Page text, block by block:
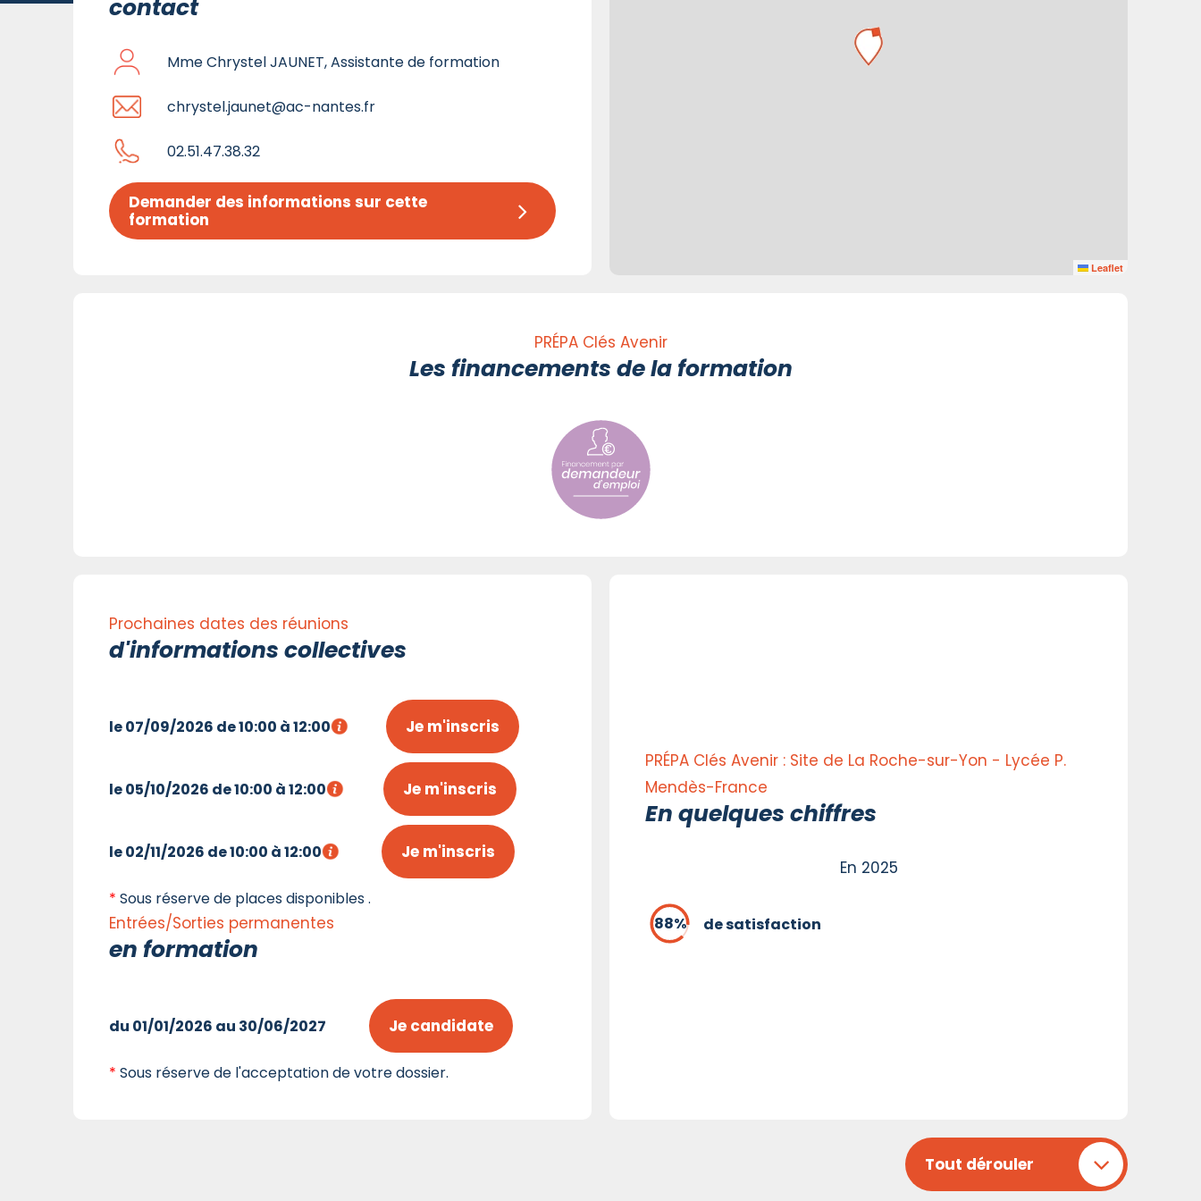
contact
Mme Chrystel JAUNET, Assistante de formation
chrystel.jaunet@ac-nantes.fr
02.51.47.38.32
Demander des informations sur cette
formation
Leaflet
PRÉPA Clés Avenir
Les financements de la formation
Prochaines dates des réunions
d'informations collectives
le 07/09/2026 de 10:00 à 12:00 Je m'inscris
le 05/10/2026 de 10:00 à 12:00 Je m'inscris
le 02/11/2026 de 10:00 à 12:00 Je m'inscris
* Sous réserve de places disponibles .
Entrées/Sorties permanentes
en formation
du 01/01/2026 au 30/06/2027 Je candidate
* Sous réserve de l'acceptation de votre dossier.
PRÉPA Clés Avenir : Site de La Roche-sur-Yon - Lycée P.
Mendès-France
En quelques chiffres
En 2025
de satisfaction
Tout dérouler